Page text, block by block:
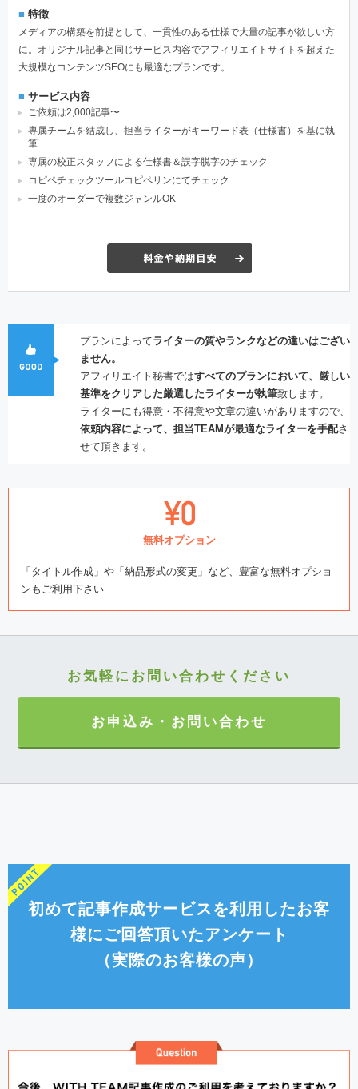
■ 特徴
メディアの構築を前提として、一貫性のある仕様で大量の記事が欲しい方
に。オリジナル記事と同じサービス内容でアフィリエイトサイトを超えた
大規模なコンテンツSEOにも最適なプランです。
■ サービス内容
ご依頼は2,000記事〜
専属チームを結成し、担当ライターがキーワード表（仕様書）を基に執
筆
専属の校正スタッフによる仕様書＆誤字脱字のチェック
コピペチェックツールコピペリンにてチェック
一度のオーダーで複数ジャンルOK
プランによってライターの質やランクなどの違いはござい
ません。
アフィリエイト秘書ではすべてのプランにおいて、厳しい
基準をクリアした厳選したライターが執筆致します。
ライターにも得意・不得意や文章の違いがありますので、
依頼内容によって、担当TEAMが最適なライターを手配さ
せて頂きます。
無料オプション
「タイトル作成」や「納品形式の変更」など、豊富な無料オプショ
ンもご利用下さい
お気軽にお問い合わせください
お申込み・お問い合わせ
初めて記事作成サービスを利用したお客
様にご回答頂いたアンケート
（実際のお客様の声）